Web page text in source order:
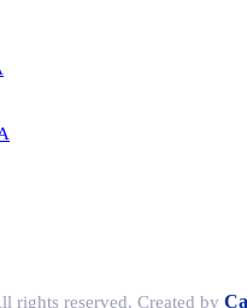
rights reserved. Created by